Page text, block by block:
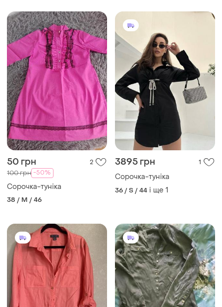
50 грн 2
100 грн -50%
Сорочка-туніка
38 / M / 46
3895 грн 1
Сорочка-туніка
36 / S / 44 і ще 1